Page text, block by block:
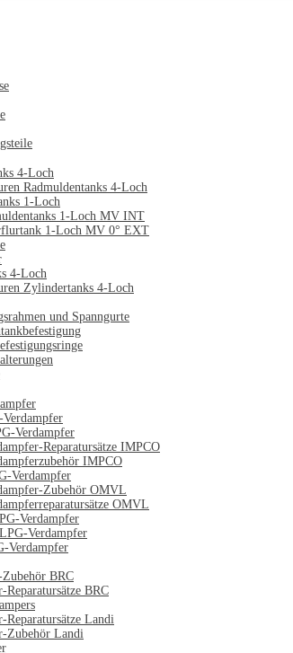
4-Loch
Radmuldentanks 4-Loch
1-Loch
1-Loch MV INT
1-Loch MV 0° EXT
4-Loch
Zylindertanks 4-Loch
und Spanngurte
Verdampfer
Reparatursätze IMPCO
IMPCO
Verdampfer
Zubehör OMVL
OMVL
Verdampfer
Verdampfer
Verdampfer
Zubehör BRC
Reparatursätze BRC
Reparatursätze Landi
Zubehör Landi